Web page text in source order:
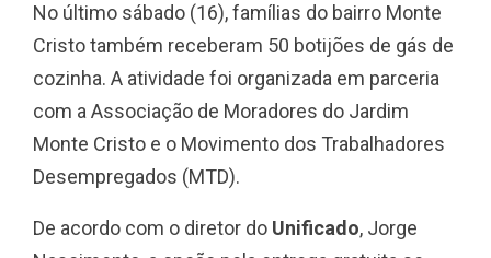
No último sábado (16), famílias do bairro Monte
Cristo também receberam 50 botijões de gás de
cozinha. A atividade foi organizada em parceria
com a Associação de Moradores do Jardim
Monte Cristo e o Movimento dos Trabalhadores
Desempregados (MTD).
De acordo com o diretor do Unificado, Jorge